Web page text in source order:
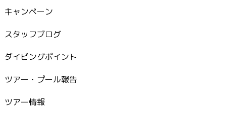
キャンペーン
スタッフブログ
ダイビングポイント
ツアー・プール報告
ツアー情報